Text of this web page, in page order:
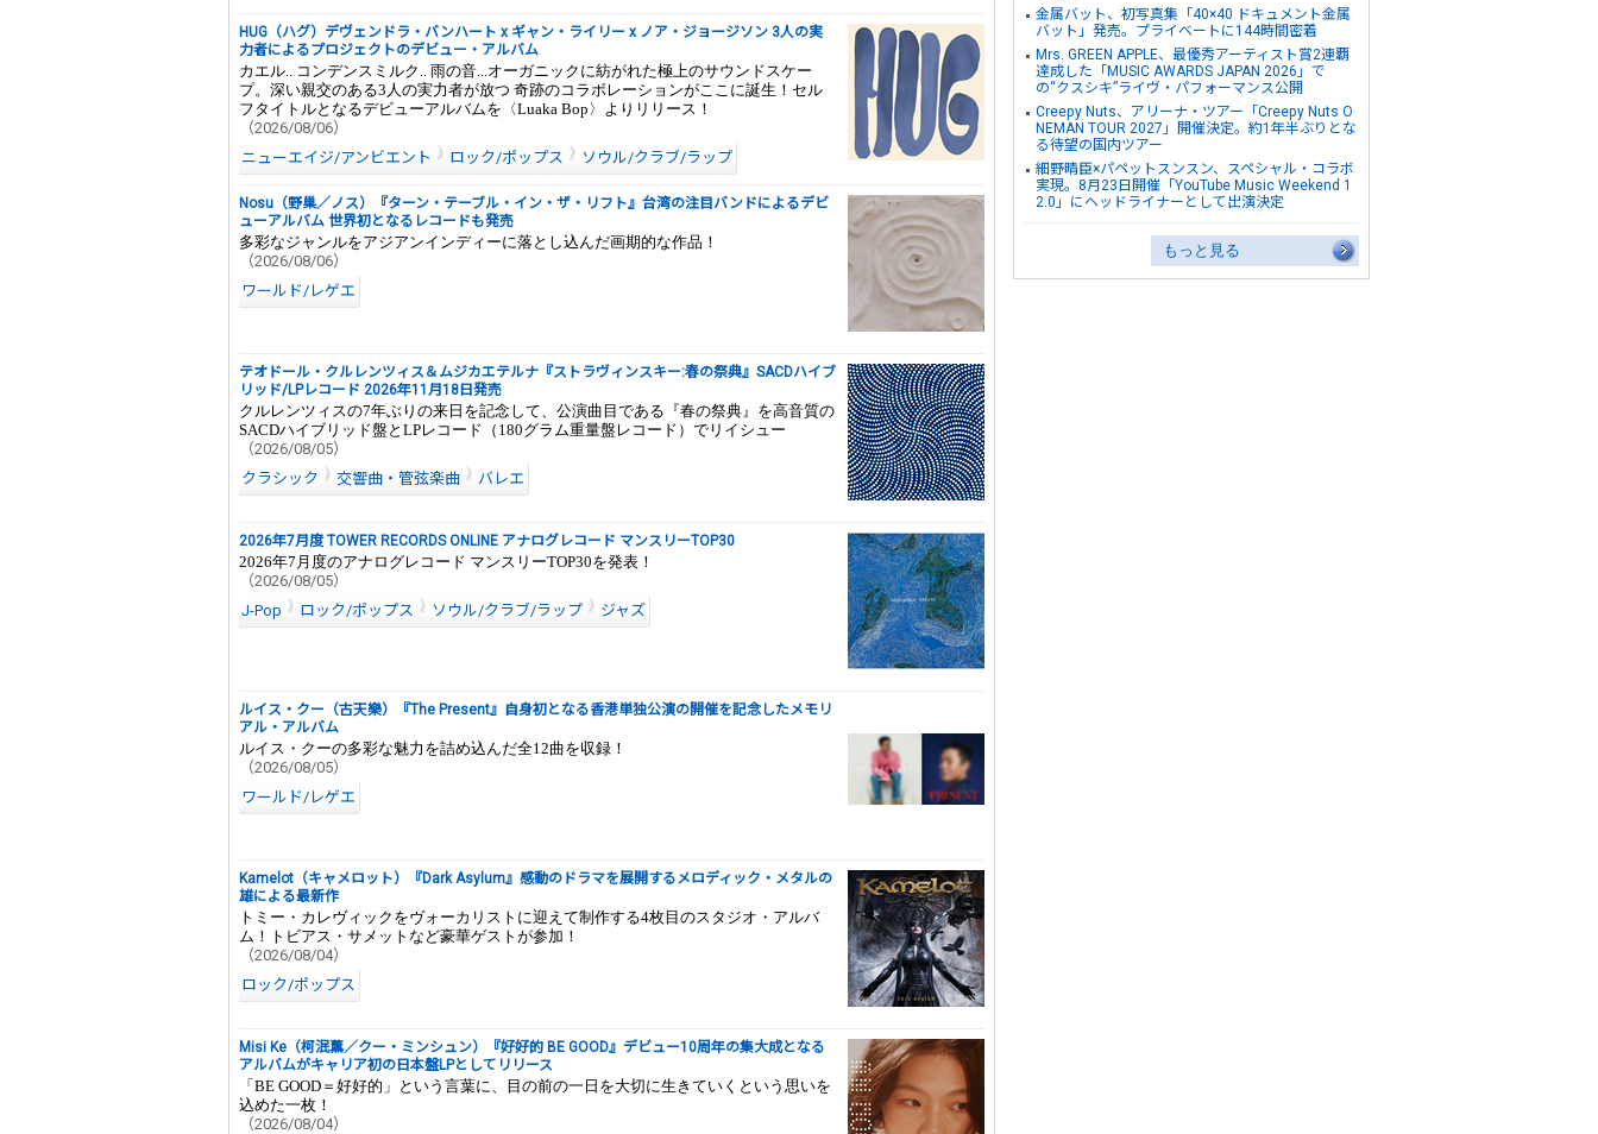
HUG（ハグ）デヴェンドラ・バンハート x ギャン・ライリー x ノア・ジョージソン 3人の実
力者によるプロジェクトのデビュー・アルバム
カエル.. コンデンスミルク.. 雨の音...オーガニックに紡がれた極上のサウンドスケー
プ。深い親交のある3人の実力者が放つ 奇跡のコラボレーションがここに誕生！セル
フタイトルとなるデビューアルバムを〈Luaka Bop〉よりリリース！
（2026/08/06）
ニューエイジ/アンビエント
ロック/ポップス ソウル/クラブ/ラップ
Nosu（野巢／ノス）『ターン・テーブル・イン・ザ・リフト』台湾の注目バンドによるデビ
ューアルバム 世界初となるレコードも発売
多彩なジャンルをアジアンインディーに落とし込んだ画期的な作品！
（2026/08/06）
ワールド/レゲエ
テオドール・クルレンツィス＆ムジカエテルナ『ストラヴィンスキー:春の祭典』SACDハイブ
リッド/LPレコード 2026年11月18日発売
クルレンツィスの7年ぶりの来日を記念して、公演曲目である『春の祭典』を高音質の
SACDハイブリッド盤とLPレコード（180グラム重量盤レコード）でリイシュー
（2026/08/05）
クラシック
交響曲・管弦楽曲 バレエ
2026年7月度 TOWER RECORDS ONLINE アナログレコード マンスリーTOP30
2026年7月度のアナログレコード マンスリーTOP30を発表！
（2026/08/05）
J-Pop
ロック/ポップス ソウル/クラブ/ラップ ジャズ
ルイス・クー（古天樂）『The Present』自身初となる香港単独公演の開催を記念したメモリ
アル・アルバム
ルイス・クーの多彩な魅力を詰め込んだ全12曲を収録！
（2026/08/05）
ワールド/レゲエ
Kamelot（キャメロット）『Dark Asylum』感動のドラマを展開するメロディック・メタルの
雄による最新作
トミー・カレヴィックをヴォーカリストに迎えて制作する4枚目のスタジオ・アルバ
ム！トビアス・サメットなど豪華ゲストが参加！
（2026/08/04）
ロック/ポップス
Misi Ke（柯泯薰／クー・ミンシュン）『好好的 BE GOOD』デビュー10周年の集大成となる
アルバムがキャリア初の日本盤LPとしてリリース
「BE GOOD＝好好的」という言葉に、目の前の一日を大切に生きていくという思いを
込めた一枚！
（2026/08/04）
金属バット、初写真集「40×40 ドキュメント金属
バット」発売。プライベートに144時間密着
Mrs. GREEN APPLE、最優秀アーティスト賞2連覇
達成した「MUSIC AWARDS JAPAN 2026」で
の“クスシキ”ライヴ・パフォーマンス公開
Creepy Nuts、アリーナ・ツアー「Creepy Nuts O
NEMAN TOUR 2027」開催決定。約1年半ぶりとな
る待望の国内ツアー
細野晴臣×パペットスンスン、スペシャル・コラボ
実現。8月23日開催「YouTube Music Weekend 1
2.0」にヘッドライナーとして出演決定
もっと見る